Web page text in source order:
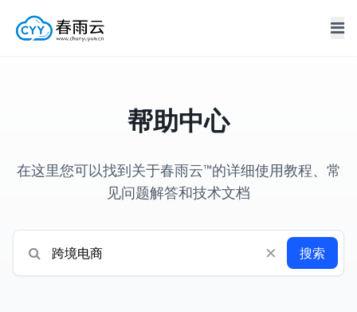
帮助中心
在这里您可以找到关于春雨云™的详细使用教程、常
见问题解答和技术文档
× 搜索